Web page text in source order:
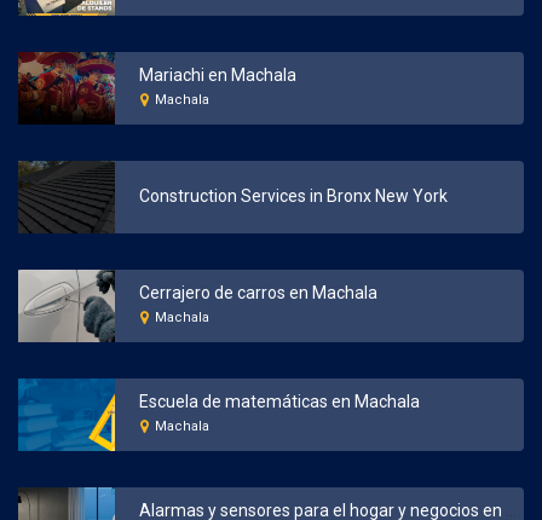
Mariachi en Machala
Machala
Construction Services in Bronx New York
Cerrajero de carros en Machala
Machala
Escuela de matemáticas en Machala
Machala